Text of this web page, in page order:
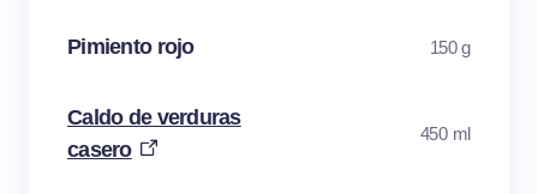
Pimiento rojo 150 g
Caldo de verduras
casero
450 ml